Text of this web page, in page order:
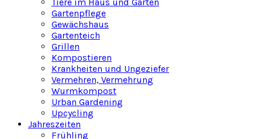
Gartenpflege
Gewächshaus
Gartenteich
Grillen
Kompostieren
Krankheiten und Ungeziefer
Vermehren, Vermehrung
Wurmkompost
Urban Gardening
Upcycling
Jahreszeiten
Frühling